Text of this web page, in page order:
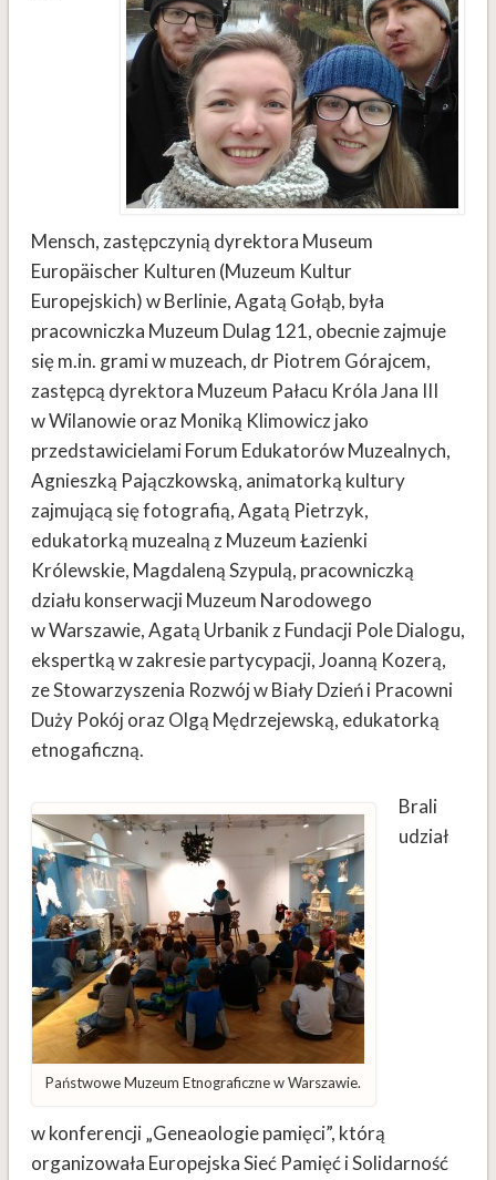
Mensch, zastępczynią dyrektora Museum
Europäischer Kulturen (Muzeum Kultur
Europejskich) w Berlinie, Agatą Gołąb, była
pracowniczka Muzeum Dulag 121, obecnie zajmuje
się m.in. grami w muzeach, dr Piotrem Górajcem,
zastępcą dyrektora Muzeum Pałacu Króla Jana III
w Wilanowie oraz Moniką Klimowicz jako
przedstawicielami Forum Edukatorów Muzealnych,
Agnieszką Pajączkowską, animatorką kultury
zajmującą się fotografią, Agatą Pietrzyk,
edukatorką muzealną z Muzeum Łazienki
Królewskie, Magdaleną Szypulą, pracowniczką
działu konserwacji Muzeum Narodowego
w Warszawie, Agatą Urbanik z Fundacji Pole Dialogu,
ekspertką w zakresie partycypacji, Joanną Kozerą,
ze Stowarzyszenia Rozwój w Biały Dzień i Pracowni
Duży Pokój oraz Olgą Mędrzejewską, edukatorką
etnogaficzną.
Państwowe Muzeum Etnograficzne w Warszawie.
Brali
udział
w konferencji „Geneaologie pamięci”, którą
organizowała Europejska Sieć Pamięć i Solidarność